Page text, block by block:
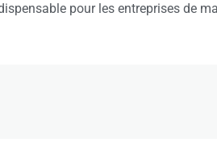
pour les entreprises de